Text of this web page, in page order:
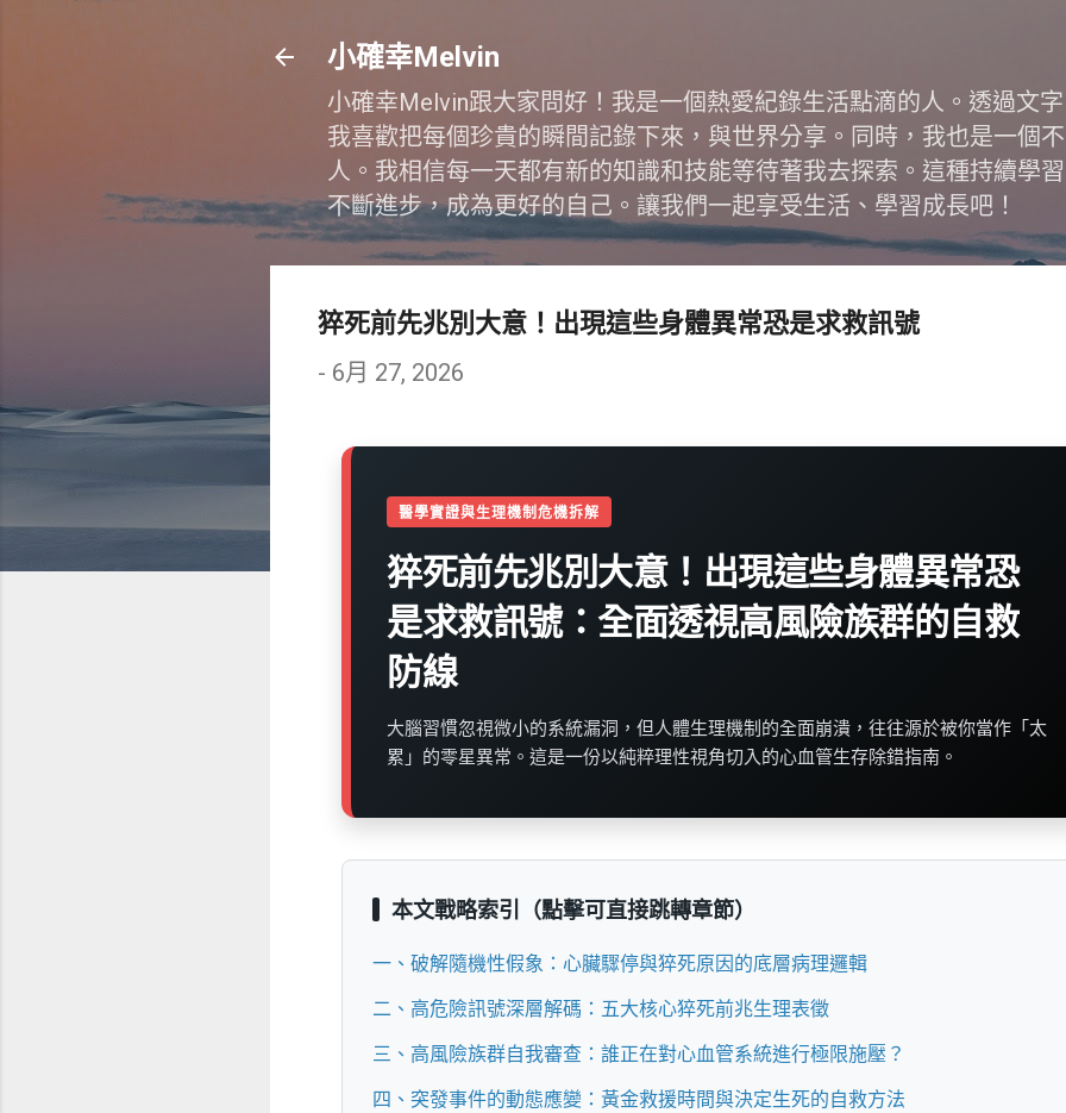
小確幸Melvin
小確幸Melvin跟大家問好！我是一個熱愛紀錄生活點滴的人。透過文
我喜歡把每個珍貴的瞬間記錄下來，與世界分享。同時，我也是一個
人。我相信每一天都有新的知識和技能等待著我去探索。這種持續學
不斷進步，成為更好的自己。讓我們一起享受生活、學習成長吧！
猝死前先兆別大意！出現這些身體異常恐是求救訊號
- 6月 27, 2026
醫學實證與生理機制危機拆解
猝死前先兆別大意！出現這些身體異常恐
是求救訊號：全面透視高風險族群的自救
防線
大腦習慣忽視微小的系統漏洞，但人體生理機制的全面崩潰，往往源於被你當作「太
累」的零星異常。這是一份以純粹理性視角切入的心血管生存除錯指南。
本文戰略索引（點擊可直接跳轉章節）
一、破解隨機性假象：心臟驟停與猝死原因的底層病理邏輯
二、高危險訊號深層解碼：五大核心猝死前兆生理表徵
三、高風險族群自我審查：誰正在對心血管系統進行極限施壓？
四、突發事件的動態應變：黃金救援時間與決定生死的自救方法